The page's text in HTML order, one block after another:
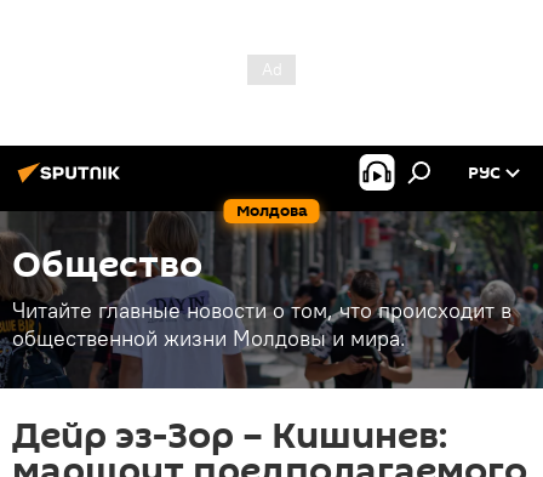
Молдова
РУС
Общество
Читайте главные новости о том, что происходит в
общественной жизни Молдовы и мира.
Дейр эз-Зор – Кишинев: